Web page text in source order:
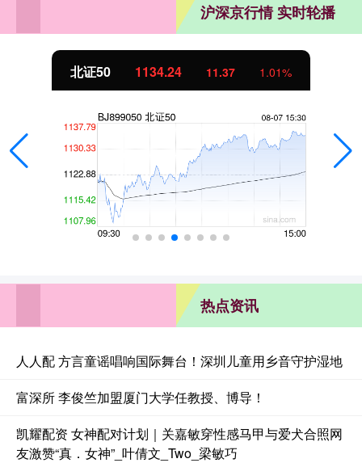
沪深京行情 实时轮播
北证50 1134.24 11.37 1.01%
热点资讯
人人配 方言童谣唱响国际舞台！深圳儿童用乡音守护湿地
富深所 李俊竺加盟厦门大学任教授、博导！
凯耀配资 女神配对计划｜关嘉敏穿性感马甲与爱犬合照网
友激赞“真．女神”_叶倩文_Two_梁敏巧